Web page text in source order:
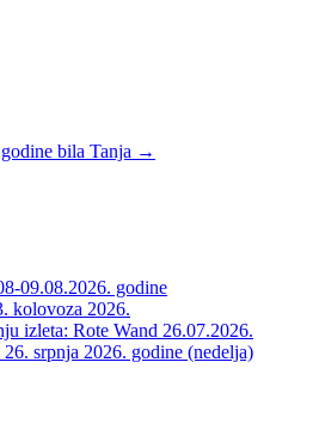
bila Tanja →
09.08.2026. godine
kolovoza 2026.
izleta: Rote Wand 26.07.2026.
srpnja 2026. godine (nedelja)